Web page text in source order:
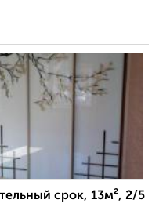
срок, 13м², 2/5